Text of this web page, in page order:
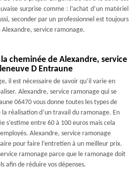
surprise comme : l’achat d’un matériel
seconder par un professionnel est toujours
Alexandre, service ramonage.
cheminée de Alexandre, service
D Entraune
il est nécessaire de savoir qu’il varie en
Alexandre, service ramonage qui se
06470 vous donne toutes les types de
réalisation d’un travail du ramonage. En
s’estime entre 60 à 100 euros mais cela
Alexandre, service ramonage
pour faire l’entretien à un meilleur prix.
ramonage parce que le ramonage doit
afin de réduire vos dépenses.